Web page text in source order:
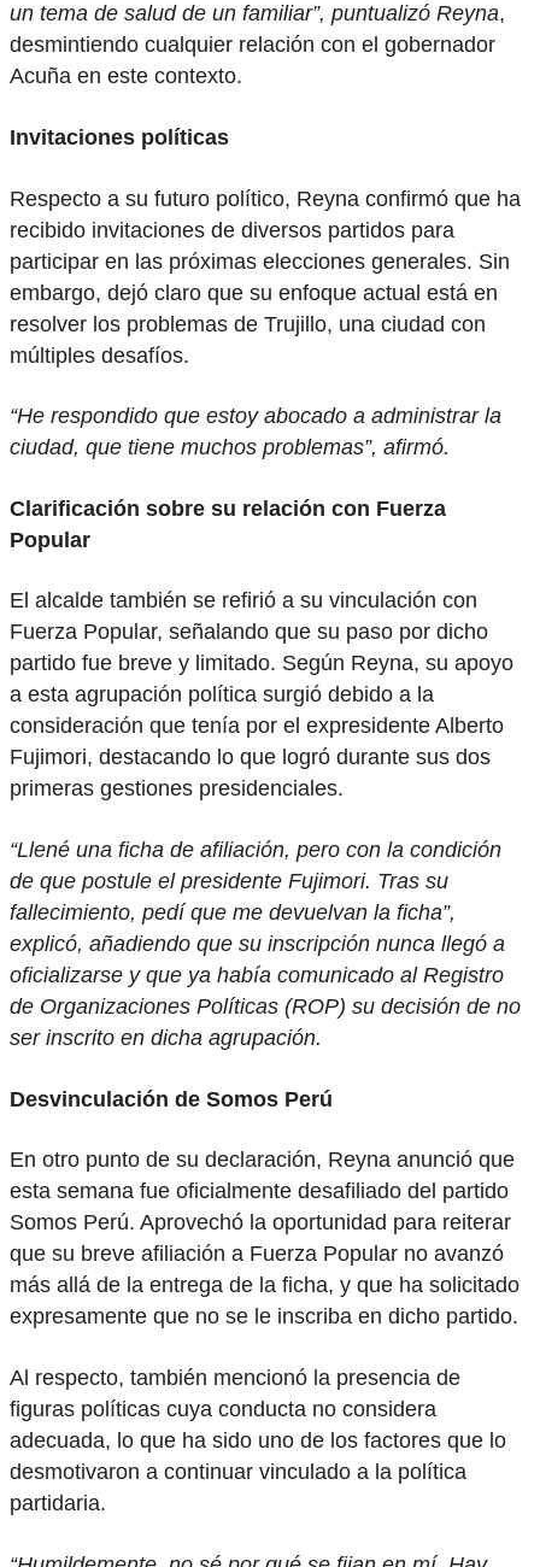
un tema de salud de un familiar”, puntualizó Reyna,
desmintiendo cualquier relación con el gobernador
Acuña en este contexto.
Invitaciones políticas
Respecto a su futuro político, Reyna confirmó que ha
recibido invitaciones de diversos partidos para
participar en las próximas elecciones generales. Sin
embargo, dejó claro que su enfoque actual está en
resolver los problemas de Trujillo, una ciudad con
múltiples desafíos.
“He respondido que estoy abocado a administrar la
ciudad, que tiene muchos problemas”, afirmó.
Clarificación sobre su relación con Fuerza
Popular
El alcalde también se refirió a su vinculación con
Fuerza Popular, señalando que su paso por dicho
partido fue breve y limitado. Según Reyna, su apoyo
a esta agrupación política surgió debido a la
consideración que tenía por el expresidente Alberto
Fujimori, destacando lo que logró durante sus dos
primeras gestiones presidenciales.
“Llené una ficha de afiliación, pero con la condición
de que postule el presidente Fujimori. Tras su
fallecimiento, pedí que me devuelvan la ficha”,
explicó, añadiendo que su inscripción nunca llegó a
oficializarse y que ya había comunicado al Registro
de Organizaciones Políticas (ROP) su decisión de no
ser inscrito en dicha agrupación.
Desvinculación de Somos Perú
En otro punto de su declaración, Reyna anunció que
esta semana fue oficialmente desafiliado del partido
Somos Perú. Aprovechó la oportunidad para reiterar
que su breve afiliación a Fuerza Popular no avanzó
más allá de la entrega de la ficha, y que ha solicitado
expresamente que no se le inscriba en dicho partido.
Al respecto, también mencionó la presencia de
figuras políticas cuya conducta no considera
adecuada, lo que ha sido uno de los factores que lo
desmotivaron a continuar vinculado a la política
partidaria.